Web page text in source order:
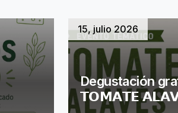
15, julio 2026
Degustación
𝗧𝗢𝗠𝗔𝗧𝗘